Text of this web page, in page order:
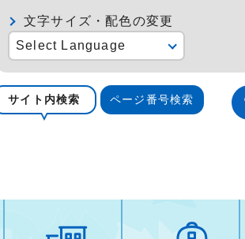
文字サイズ・配色の変更
Select Language
サイト内検索 ページ番号検索